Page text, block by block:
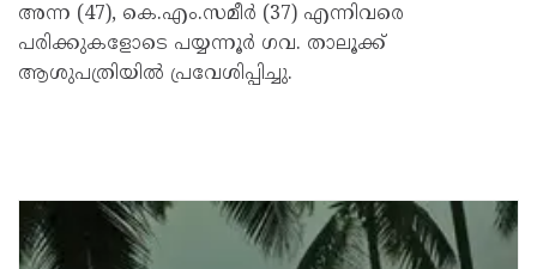
അന്ന (47), കെ.എം.സമീര്‍ (37) എന്നിവരെ
പരിക്കുകളോടെ പയ്യന്നൂര്‍ ഗവ. താലൂക്ക്
ആശുപത്രിയില്‍ പ്രവേശിപ്പിച്ചു.